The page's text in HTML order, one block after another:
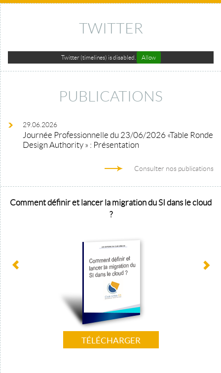
TWITTER
Twitter (timelines) is disabled. Allow
PUBLICATIONS
29.06.2026
Journée Professionnelle du 23/06/2026 «Table Ronde
Design Authority » : Présentation
Consulter nos publications
Comment définir et lancer la migration du SI dans le cloud
?
TÉLÉCHARGER